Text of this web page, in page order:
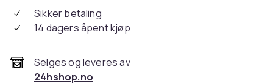
Sikker betaling
14 dagers åpent kjøp
Selges og leveres av
24hshop.no